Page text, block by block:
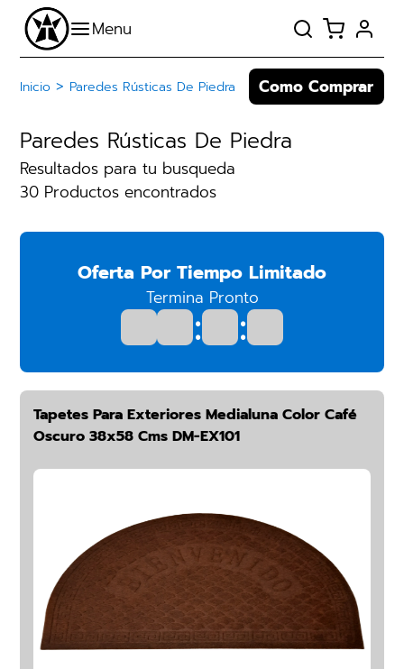
Inicio > Paredes Rústicas De Piedra Como Comprar
Paredes Rústicas De Piedra
Resultados para tu busqueda
30 Productos encontrados
Oferta Por Tiempo Limitado
Termina Pronto
: :
Tapetes Para Exteriores Medialuna Color Café
Oscuro 38x58 Cms DM-EX101